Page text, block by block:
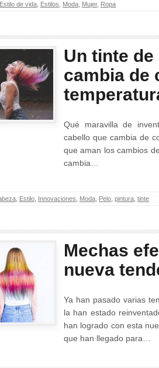
Estilo de vida Estilos Moda Mujer, Ropa
Un tinte
cambia de
Qué maravilla de
cabello que cambia de
que aman los cambios
cambia…
Estilo Innovaciones Moda Pelo pintura tinte
Mechas
nueva
Ya han pasado varias
la han estado
han logrado con esta
que han llegado para…